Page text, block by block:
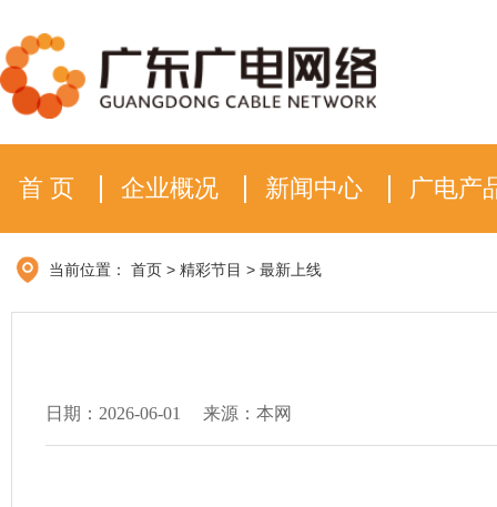
首 页 企业概况 新闻中心 广电产
当前位置： 首页 > 精彩节目 > 最新上线
日期：2026-06-01 来源：本网